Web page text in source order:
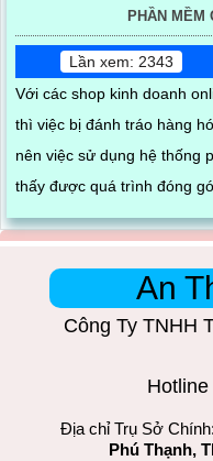
PHẦN MỀM
Lần xem: 2343
Với các shop kinh doanh
thì việc bị đánh tráo hàng
nên việc sử dụng hệ thống
thấy được quá trình đóng
trình đóng gói cũng được
An
Công Ty TNHH
Địa chỉ Trụ Sở Chính:
Phú Thạnh,